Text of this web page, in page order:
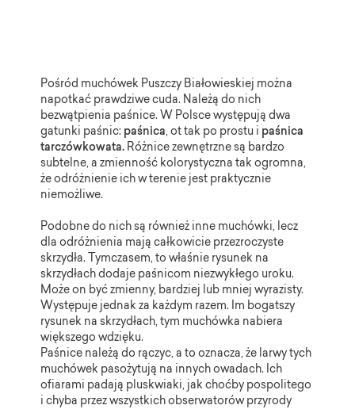
Pośród muchówek Puszczy Białowieskiej można
napotkać prawdziwe cuda. Należą do nich
bezwątpienia paśnice. W Polsce występują dwa
gatunki paśnic: paśnica, ot tak po prostu i paśnica
tarczówkowata. Różnice zewnętrzne są bardzo
subtelne, a zmienność kolorystyczna tak ogromna,
że odróżnienie ich w terenie jest praktycznie
niemożliwe.
Podobne do nich są również inne muchówki, lecz
dla odróżnienia mają całkowicie przezroczyste
skrzydła. Tymczasem, to właśnie rysunek na
skrzydłach dodaje paśnicom niezwykłego uroku.
Może on być zmienny, bardziej lub mniej wyrazisty.
Występuje jednak za każdym razem. Im bogatszy
rysunek na skrzydłach, tym muchówka nabiera
większego wdzięku.
Paśnice należą do rączyc, a to oznacza, że larwy tych
muchówek pasożytują na innych owadach. Ich
ofiarami padają pluskwiaki, jak choćby pospolitego
i chyba przez wszystkich obserwatorów przyrody